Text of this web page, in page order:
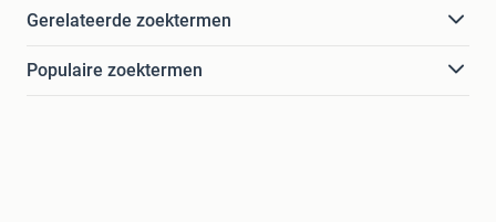
Gerelateerde zoektermen
Populaire zoektermen